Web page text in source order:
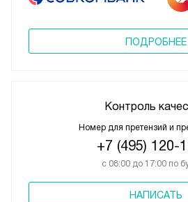
ПОДРОБНЕЕ
Контроль
Номер для претензий и
+7 (495) 120-
с 08:00 до 17:00 по
НАПИСАТЬ